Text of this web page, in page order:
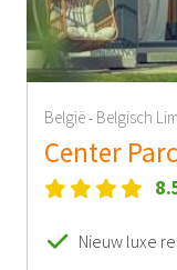
België- Belgisch
Center
Nieuw luxe